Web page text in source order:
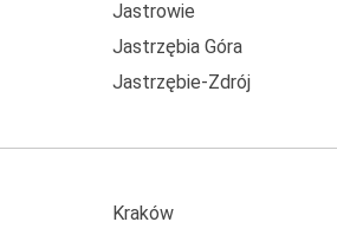
Jastrowie
Jastrzębia Góra
Jastrzębie-Zdrój
Kraków